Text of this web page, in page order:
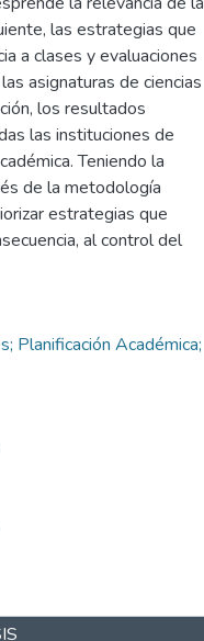
las estrategias que
a clases y evaluaciones
asignaturas de ciencias
los resultados
las instituciones de
Teniendo la
de la metodología
estrategias que
al control del
Planificación Académica;